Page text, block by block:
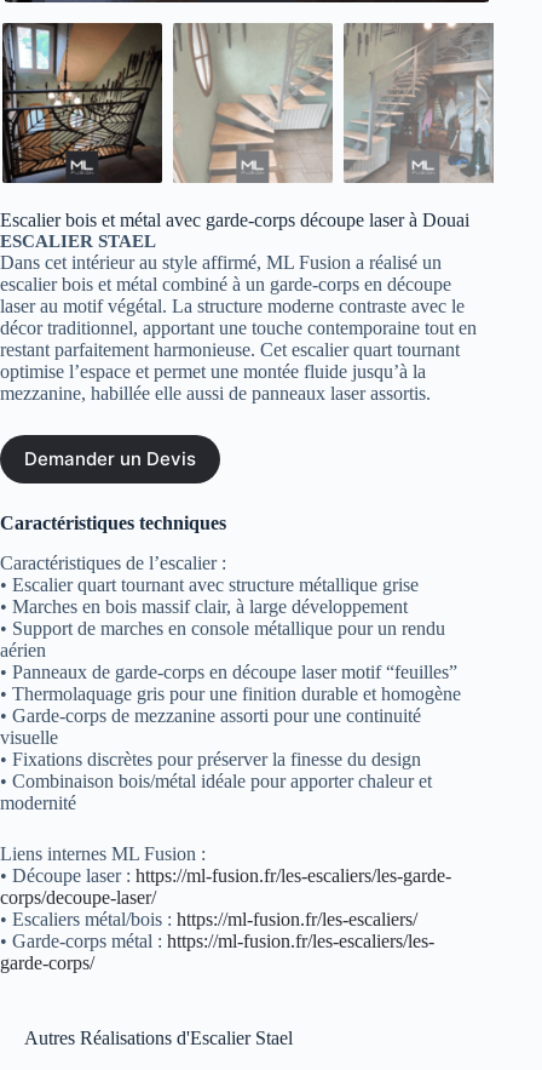
Escalier bois et métal avec garde-corps découpe laser à Douai
ESCALIER STAEL
Dans cet intérieur au style affirmé, ML Fusion a réalisé un
escalier bois et métal combiné à un garde-corps en découpe
laser au motif végétal. La structure moderne contraste avec le
décor traditionnel, apportant une touche contemporaine tout en
restant parfaitement harmonieuse. Cet escalier quart tournant
optimise l’espace et permet une montée fluide jusqu’à la
mezzanine, habillée elle aussi de panneaux laser assortis.
Demander un Devis
Caractéristiques techniques
Caractéristiques de l’escalier :
• Escalier quart tournant avec structure métallique grise
• Marches en bois massif clair, à large développement
• Support de marches en console métallique pour un rendu
aérien
• Panneaux de garde-corps en découpe laser motif “feuilles”
• Thermolaquage gris pour une finition durable et homogène
• Garde-corps de mezzanine assorti pour une continuité
visuelle
• Fixations discrètes pour préserver la finesse du design
• Combinaison bois/métal idéale pour apporter chaleur et
modernité
Liens internes ML Fusion :
• Découpe laser : https://ml-fusion.fr/les-escaliers/les-garde-
corps/decoupe-laser/
• Escaliers métal/bois : https://ml-fusion.fr/les-escaliers/
• Garde-corps métal : https://ml-fusion.fr/les-escaliers/les-
garde-corps/
Autres Réalisations d'Escalier Stael